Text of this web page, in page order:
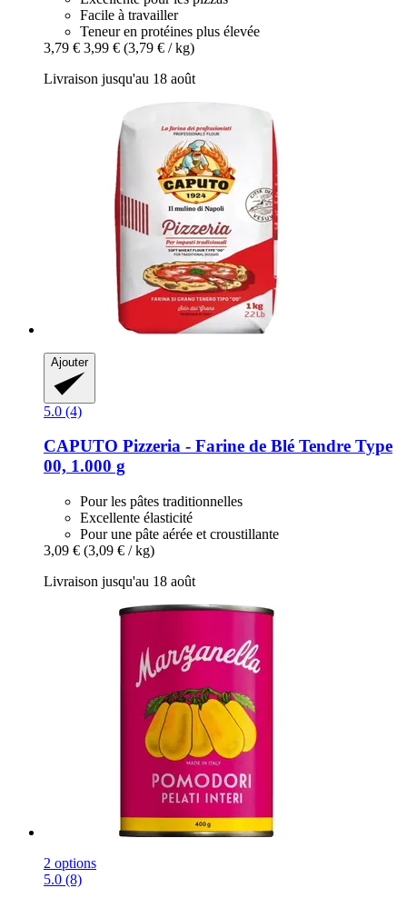
Facile à travailler
Teneur en protéines plus élevée
3,79 € 3,99 € (3,79 € / kg)
Livraison jusqu'au 18 août
Ajouter
5.0 (4)
CAPUTO Pizzeria -​ Farine de Blé Tendre Type
00, 1.000 g
Pour les pâtes traditionnelles
Excellente élasticité
Pour une pâte aérée et croustillante
3,09 € (3,09 € / kg)
Livraison jusqu'au 18 août
2 options
5.0 (8)